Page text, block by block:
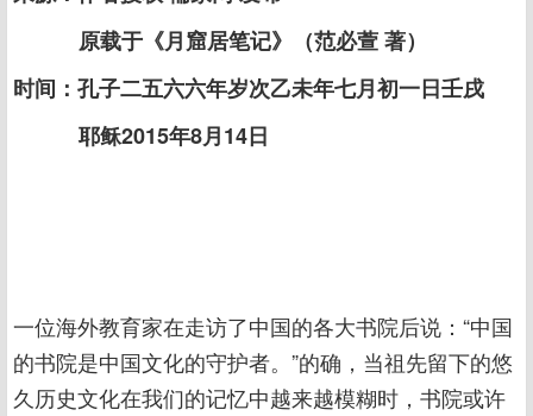
原载于《月窟居笔记》（范必萱 著）
时间：孔子二五六六年岁次乙未年七月初一日壬戌
耶稣2015年8月14日
一位海外教育家在走访了中国的各大书院后说：“中国
的书院是中国文化的守护者。”的确，当祖先留下的悠
久历史文化在我们的记忆中越来越模糊时，书院或许